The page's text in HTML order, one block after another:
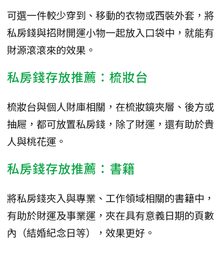
可選一件較少穿到、移動的衣物或西裝外套，將
私房錢與招財開運小物一起放入口袋中，就能有
財源滾滾來的效果。
私房錢存放推薦：梳妝台
梳妝台與個人財庫相關，在梳妝鏡夾層、後方或
抽屜，都可放置私房錢，除了財運，還有助於貴
人與桃花運。
私房錢存放推薦：書籍
將私房錢夾入與專業、工作領域相關的書籍中，
有助於財運及事業運，夾在具有意義日期的頁數
內（結婚紀念日等），效果更好。